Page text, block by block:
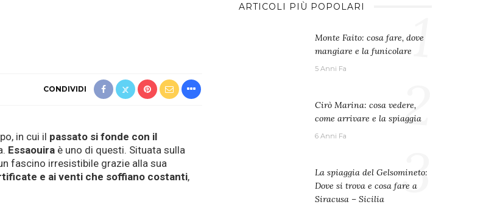
CONDIVIDI
in cui il passato si fonde con il
Essaouira è uno di questi. Situata sulla
fascino irresistibile grazie alla sua
e ai venti che soffiano costanti,
ARTICOLI PIÙ POPOLARI
Monte Faito: cosa fare, dove
mangiare e la funicolare
5 Anni Fa 1
Cirò Marina: cosa vedere,
come arrivare e la spiaggia
6 Anni Fa 2
La spiaggia del Gelsomineto:
Dove si trova e cosa fare a
Siracusa – Sicilia
3